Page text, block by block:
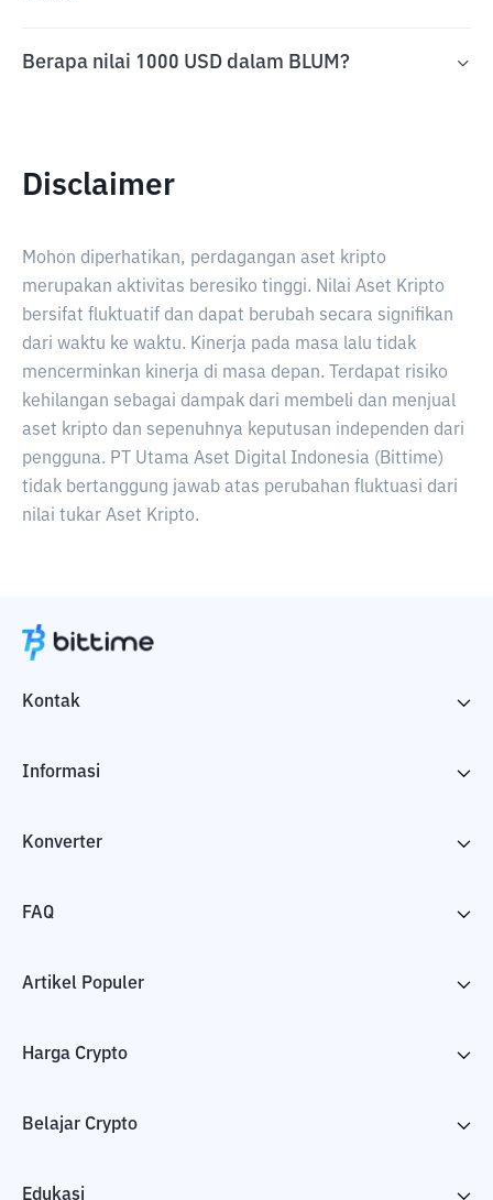
Berapa nilai 1000 USD dalam BLUM?
Disclaimer
Mohon diperhatikan, perdagangan aset kripto
merupakan aktivitas beresiko tinggi. Nilai Aset Kripto
bersifat fluktuatif dan dapat berubah secara signifikan
dari waktu ke waktu. Kinerja pada masa lalu tidak
mencerminkan kinerja di masa depan. Terdapat risiko
kehilangan sebagai dampak dari membeli dan menjual
aset kripto dan sepenuhnya keputusan independen dari
pengguna. PT Utama Aset Digital Indonesia (Bittime)
tidak bertanggung jawab atas perubahan fluktuasi dari
nilai tukar Aset Kripto.
Kontak
Informasi
Konverter
FAQ
Artikel Populer
Harga Crypto
Belajar Crypto
Edukasi